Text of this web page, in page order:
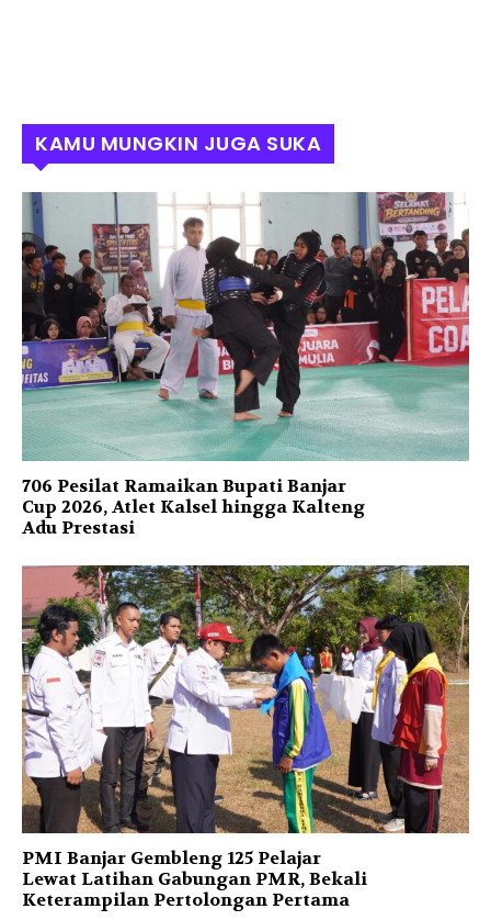
KAMU MUNGKIN JUGA SUKA
706 Pesilat Ramaikan Bupati Banjar
Cup 2026, Atlet Kalsel hingga Kalteng
Adu Prestasi
PMI Banjar Gembleng 125 Pelajar
Lewat Latihan Gabungan PMR, Bekali
Keterampilan Pertolongan Pertama